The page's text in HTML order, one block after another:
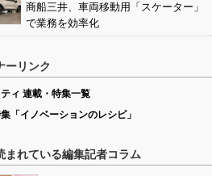
商船三井、車両移動用「スケーター」
で業務を効率化
ーリンク
ィ 連載・特集一覧
「イノベーションのレシピ」
まれている編集記者コラム